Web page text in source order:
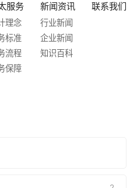
服务
理念
标准
流程
保障
新闻资讯
行业新闻
企业新闻
知识百科
联系我们